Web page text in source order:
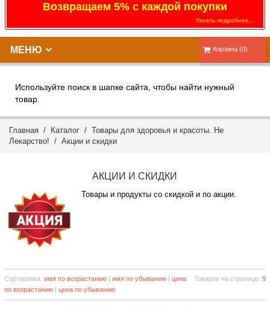
Возвращаем 5% с каждой покупки
Узнать подробнее...
Корзина (0)
МЕНЮ
Используйте поиск в шапке сайта, чтобы найти нужный
товар.
Главная / Каталог / Товары для здоровья и красоты. Не
Лекарство! / Акции и скидки
АКЦИИ И СКИДКИ
Товары и продукты со скидкой и по акции.
Товаров на странице:9
Сортировка: имя по возрастанию| имя по убыванию| цена
по возрастанию| цена по убыванию